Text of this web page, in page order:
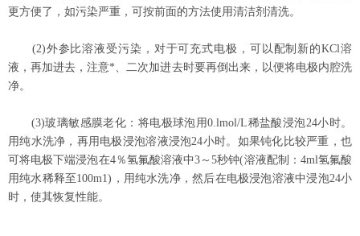
更方便了，如污染严重，可按前面的方法使用清洁剂清洗。
(2)外参比溶液受污染，对于可充式电极，可以配制新的KCl溶
液，再加进去，注意*、二次加进去时要再倒出来，以便将电极内腔洗
净。
(3)玻璃敏感膜老化：将电极球泡用0.lmol/L稀盐酸浸泡24小时。
用纯水洗净，再用电极浸泡溶液浸泡24小时。如果钝化比较严重，也
可将电极下端浸泡在4％氢氟酸溶液中3 ～5秒钟(溶液配制： 4ml氢氟酸
用纯水稀释至 100m1) ，用纯水洗净，然后在电极浸泡溶液中浸泡24小
时，使其恢复性能。